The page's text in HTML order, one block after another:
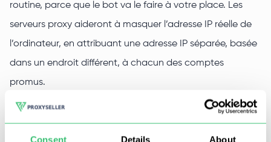
Consent Details About
routine, parce que le bot va le faire à votre place. Les
serveurs proxy aideront à masquer l’adresse IP réelle de
l’ordinateur, en attribuant une adresse IP séparée, basée
dans un endroit différent, à chacun des comptes
promus.
Vous pouvez acheter des proxys privés pour Jarvee chez